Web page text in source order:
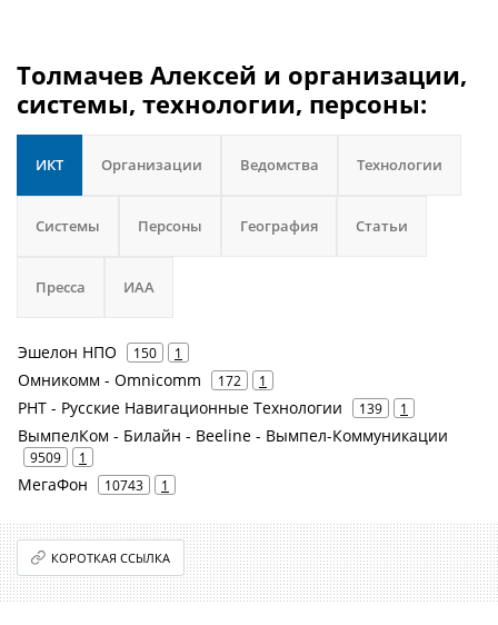
Толмачев Алексей и организации,
системы, технологии, персоны:
ИКТ Организации Ведомства Технологии
Системы Персоны География Статьи
Пресса ИАА
Эшелон НПО 150 1
Омникомм - Omnicomm 172 1
РНТ - Русские Навигационные Технологии 139 1
ВымпелКом - Билайн - Beeline - Вымпел-Коммуникации
9509 1
МегаФон 10743 1
КОРОТКАЯ ССЫЛКА